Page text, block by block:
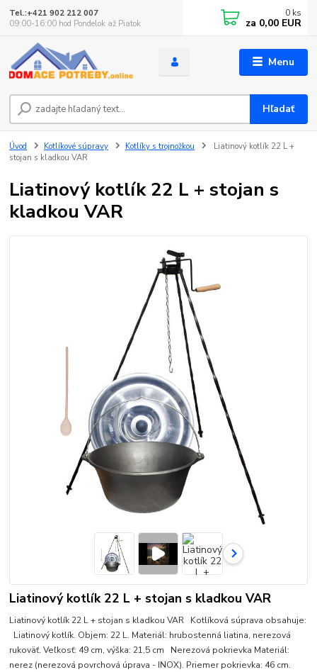
Menu
Hľadať
Tel.:+421 902 212 007
09:00-16:00 hod Pondelok až Piatok
0 ks
za 0,00 EUR
Úvod Kotlíkové súpravy Kotlíky s trojnožkou
Liatinový kotlík 22 L +
stojan s kladkou VAR
Liatinový kotlík 22 L + stojan s
kladkou VAR
Liatinový kotlík 22 L + stojan s kladkou VAR
Liatinový kotlík 22 L + stojan s kladkou VAR Kotlíková súprava obsahuje:
Liatinový kotlík. Objem: 22 L. Materiál: hrubostenná liatina, nerezová
rukoväť. Veľkosť: 49 cm, výška: 21,5 cm Nerezová pokrievka Materiál:
nerez (nerezová povrchová úprava - INOX). Priemer pokrievka: 46 cm.